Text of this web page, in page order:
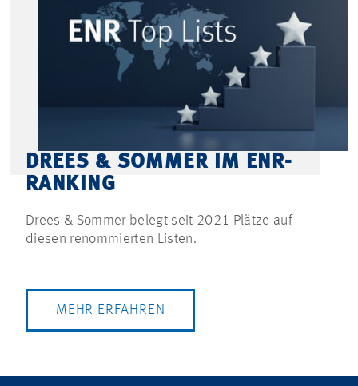
DREES & SOMMER IM ENR-
RANKING
Drees & Sommer belegt seit 2021 Plätze auf
diesen renommierten Listen.
MEHR ERFAHREN